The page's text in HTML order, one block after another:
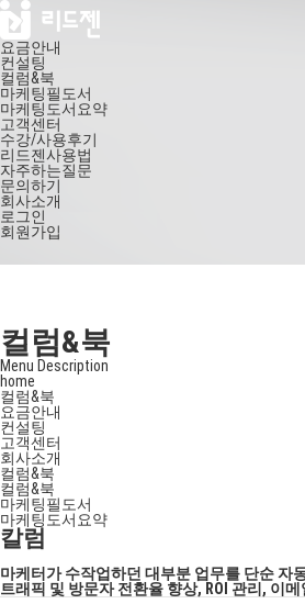
요금안내
컨설팅
컬럼&북
마케팅필도서
마케팅도서요약
고객센터
수강/사용후기
리드젠사용법
자주하는질문
문의하기
회사소개
로그인
회원가입
컬럼&북
Menu Description
home
컬럼&북
요금안내
컨설팅
고객센터
회사소개
컬럼&북
컬럼&북
마케팅필도서
마케팅도서요약
칼럼
마케터가 수작업하던 대부분 업무를 단순 자
트래픽 및 방문자 전환율 향상, ROI 관리, 이